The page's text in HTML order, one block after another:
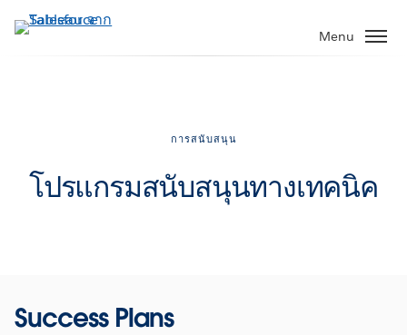
ไป
Menu
การสนับสนุน
โปรแกรมสนับสนุนทางเทคนิค
Success Plans